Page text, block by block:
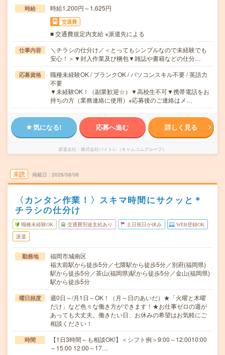
時給 時給1,200円～1,625円
交通費
■ 交通費規定内支給 ※派遣先による
仕事内容
＼チラシの仕分け／＜とってもシンプルなので未経験でも
安心！＞▼封入作業及び梱包▼雑誌や書籍などの仕分…
応募資格
職種未経験OK / ブランクOK / パソコンスキル不要 / 英語力
不要
▼未経験OK！（副業歓迎☆）▼高校生不可▼携帯電話をお
持ちの方（業務連絡に使用）※応募後のご連絡はメ…
気になる! 応募へ進む 詳しく見る
派遣会社 株式会社バイトレ（キャムコムグループ）
未読 掲載日 2026/08/08
〈カンタン作業！〉スキマ時間にサクッと＊
チラシの仕分け
職種未経験OK 交通費別途支給あり 土日祝日が休み WEB登録OK
派遣
勤務地
福岡市城南区
福大前駅から徒歩5分／七隈駅から徒歩5分／別府(福岡県)
駅から徒歩5分／茶山(福岡県)駅から徒歩5分／金山(福岡県)
駅から徒歩5分
曜日頻度
週0日～/月1日～OK！（月～日のあいだ）★「火曜と木曜
だけ」など色々な働き方ができます！★お仕事ゼロの週が
あっても大丈夫。働きたい日、お休みの希望はお気軽にご
相談ください！
時間
【1日3時間～も相談OK!】＜シフト例＞9:00～12:0010:00
～15:00 12:00～17…